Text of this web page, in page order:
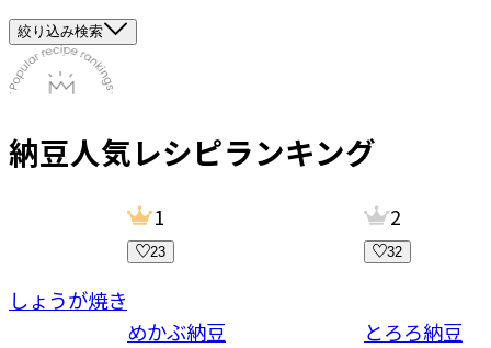
絞り込み検索
納豆人気レシピランキング
しょうが焼き
1
23
めかぶ納豆
2
32
とろろ納豆